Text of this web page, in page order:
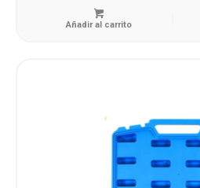
Añadir al carrito